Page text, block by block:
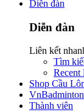
Diễn đàn
Diễn đàn
Liên kết
Tìm
Recent
Shop Cầu
Thành viên